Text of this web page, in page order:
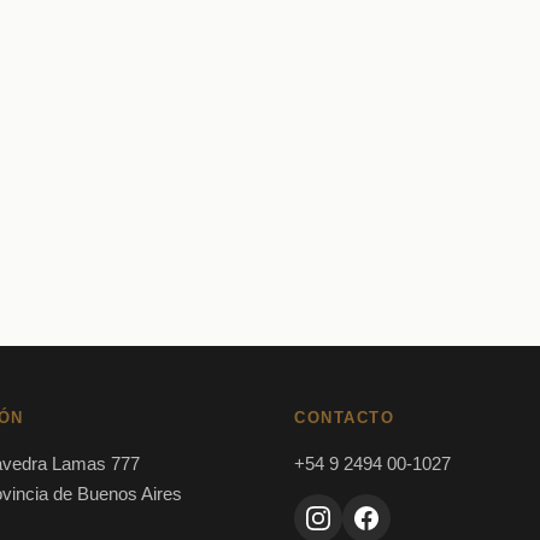
Lamas 777
de Buenos Aires
CONTACTO
+54 9 2494 00-1027